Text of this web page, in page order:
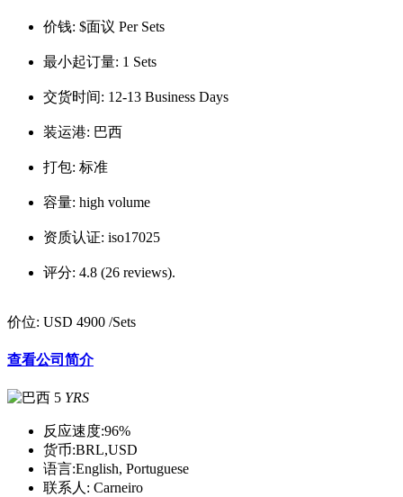
价钱: $面议 Per Sets
最小起订量: 1 Sets
交货时间: 12-13 Business Days
装运港: 巴西
打包: 标准
容量: high volume
资质认证: iso17025
评分: 4.8 (26 reviews).
价位: USD 4900 /Sets
查看公司简介
5 YRS
反应速度:96%
货币:BRL,USD
语言:English, Portuguese
联系人: Carneiro